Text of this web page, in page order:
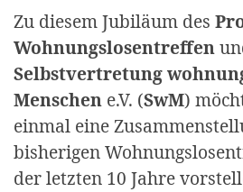
Zu diesem Jubiläum des
Wohnungslosentreffen
Selbstvertretung
Menschen e.V. (SwM)
einmal eine
bisherigen
der letzten 10 Jahre